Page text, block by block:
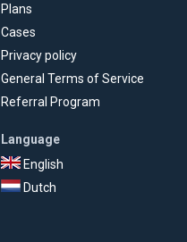
Plans
Cases
Privacy policy
General Terms of Service
Referral Program
Language
English
Dutch